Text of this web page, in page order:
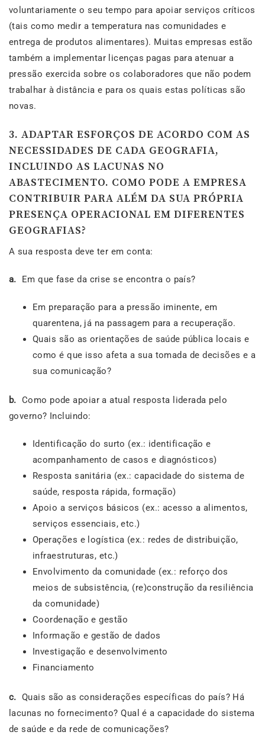
voluntariamente o seu tempo para apoiar serviços críticos
(tais como medir a temperatura nas comunidades e
entrega de produtos alimentares). Muitas empresas estão
também a implementar licenças pagas para atenuar a
pressão exercida sobre os colaboradores que não podem
trabalhar à distância e para os quais estas políticas são
novas.
3. ADAPTAR ESFORÇOS DE ACORDO COM AS
NECESSIDADES DE CADA GEOGRAFIA,
INCLUINDO AS LACUNAS NO
ABASTECIMENTO. COMO PODE A EMPRESA
CONTRIBUIR PARA ALÉM DA SUA PRÓPRIA
PRESENÇA OPERACIONAL EM DIFERENTES
GEOGRAFIAS?
A sua resposta deve ter em conta:
a. Em que fase da crise se encontra o país?
Em preparação para a pressão iminente, em
quarentena, já na passagem para a recuperação.
Quais são as orientações de saúde pública locais e
como é que isso afeta a sua tomada de decisões e a
sua comunicação?
b. Como pode apoiar a atual resposta liderada pelo
governo? Incluindo:
Identificação do surto (ex.: identificação e
acompanhamento de casos e diagnósticos)
Resposta sanitária (ex.: capacidade do sistema de
saúde, resposta rápida, formação)
Apoio a serviços básicos (ex.: acesso a alimentos,
serviços essenciais, etc.)
Operações e logística (ex.: redes de distribuição,
infraestruturas, etc.)
Envolvimento da comunidade (ex.: reforço dos
meios de subsistência, (re)construção da resiliência
da comunidade)
Coordenação e gestão
Informação e gestão de dados
Investigação e desenvolvimento
Financiamento
c. Quais são as considerações específicas do país? Há
lacunas no fornecimento? Qual é a capacidade do sistema
de saúde e da rede de comunicações?